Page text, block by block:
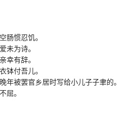
惯忍饥。
为诗。
有辞。
付吾儿。
被罢官乡居时写给小儿子子聿的。
。